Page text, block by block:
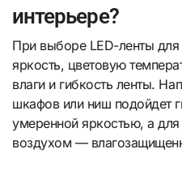
интерьере?
При выборе LED-ленты для
яркость, цветовую
влаги и гибкость ленты.
шкафов или ниш подойдет
умеренной яркостью, а
воздухом —